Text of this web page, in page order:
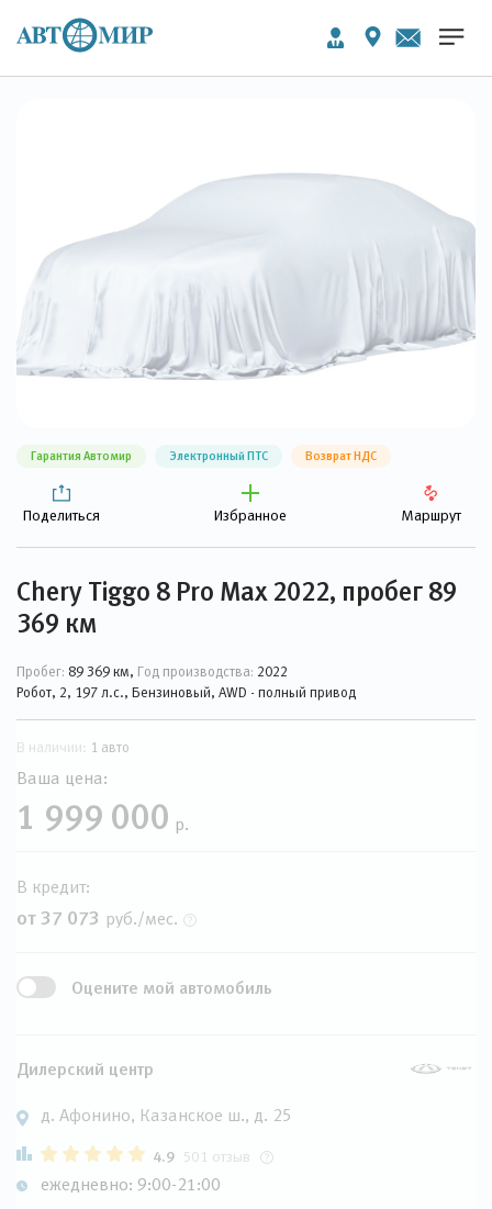
Гарантия Автомир Электронный ПТС Возврат НДС
Поделиться Избранное Маршрут
Chery Tiggo 8 Pro Max 2022, пробег 89
369 км
Пробег: 89 369 км, Год производства: 2022
Робот, 2, 197 л.с., Бензиновый, AWD - полный привод
В наличии: 1 авто
Ваша цена:
1 999 000 р.
В кредит:
от 37 073 руб./мес.
Оцените мой автомобиль
Дилерский центр
д. Афонино, Казанское ш., д. 25
4.9 501 отзыв
ежедневно: 9:00-21:00